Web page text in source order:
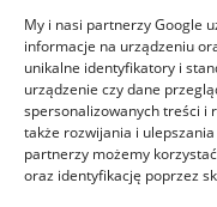
My i nasi partnerzy Google
informacje na urządzeniu
unikalne identyfikatory i
urządzenie czy dane
spersonalizowanych treści i
także rozwijania i
partnerzy możemy
oraz identyfikację poprzez
chronionym
Parku
HUNEDOARA